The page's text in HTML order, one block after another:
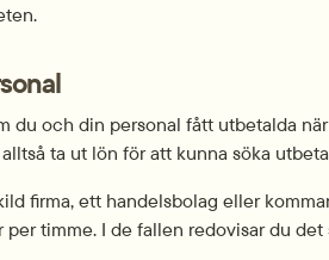
du och din personal fått utbetalda
ta ut lön för att kunna söka
firma, ett handelsbolag eller
per timme. I de fallen redovisar du